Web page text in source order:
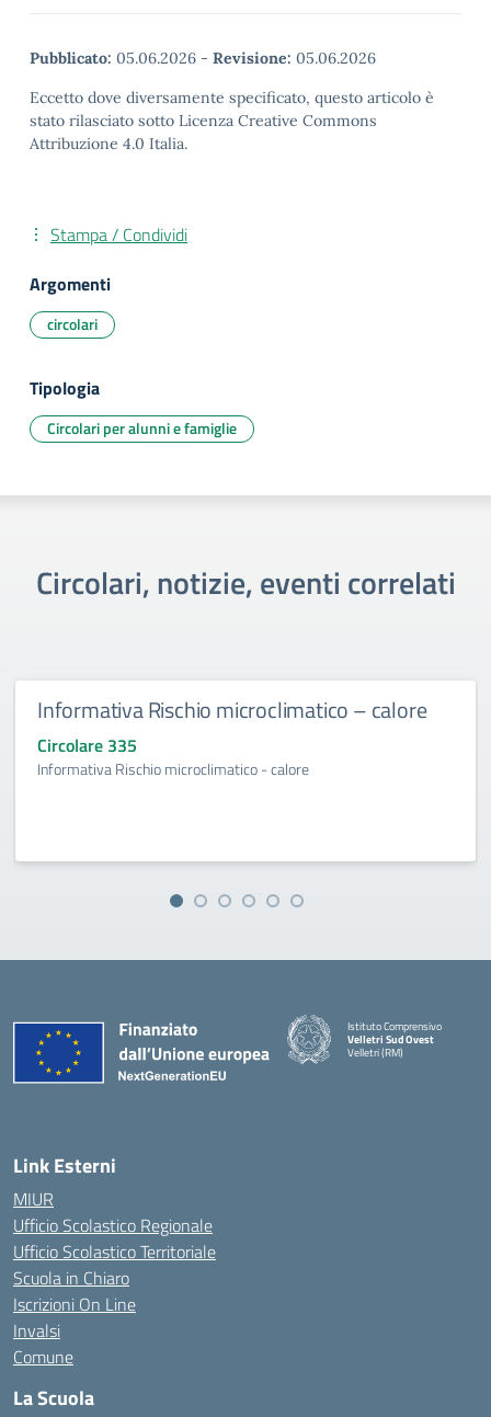
Pubblicato: 05.06.2026 - Revisione: 05.06.2026
Eccetto dove diversamente specificato, questo articolo è
stato rilasciato sotto Licenza Creative Commons
Attribuzione 4.0 Italia.
Stampa / Condividi
Argomenti
circolari
Tipologia
Circolari per alunni e famiglie
Circolari, notizie, eventi correlati
Informativa Rischio microclimatico – calore
Circolare 335
Informativa Rischio microclimatico - calore
Istituto Comprensivo
Velletri Sud Ovest
Velletri (RM)
Link Esterni
MIUR
Ufficio Scolastico Regionale
Ufficio Scolastico Territoriale
Scuola in Chiaro
Iscrizioni On Line
Invalsi
Comune
La Scuola